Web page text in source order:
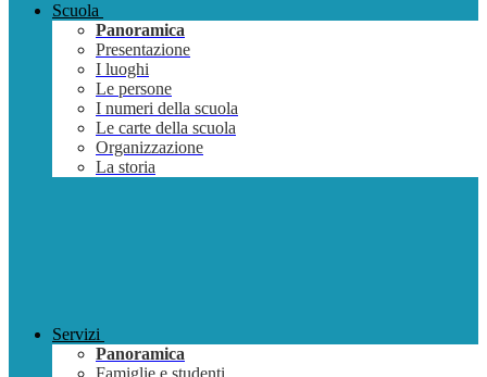
Scuola
Panoramica
Presentazione
I luoghi
Le persone
I numeri della scuola
Le carte della scuola
Organizzazione
La storia
Servizi
Panoramica